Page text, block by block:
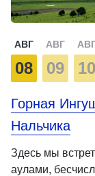
АВГ
08
АВГ
09 10
Горная
Нальчика
Здесь мы
аулами,